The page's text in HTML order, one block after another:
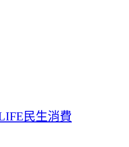
民生消費